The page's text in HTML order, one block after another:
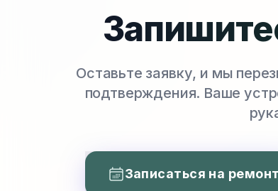
Оставьте заявку, и мы
подтверждения. Ваше
Записаться на ремонт